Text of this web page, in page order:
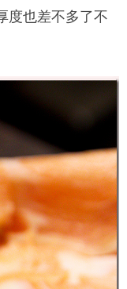
度也差不多了不